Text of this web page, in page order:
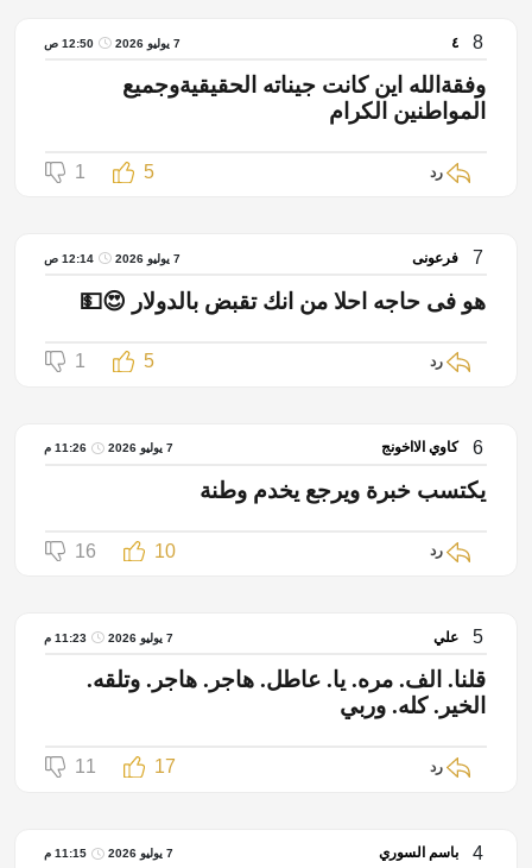
8 ٤ 7 يوليو 2026 12:50 ص
وفقةالله اين كانت جيناته الحقيقيةوجميع
المواطنين الكرام
رد 5
1
7 فرعونى 7 يوليو 2026 12:14 ص
هو فى حاجه احلا من انك تقبض بالدولار 😍💵
رد 5
1
6 كاوي الااخونج 7 يوليو 2026 11:26 م
يكتسب خبرة ويرجع يخدم وطنة
رد 10
16
5 علي 7 يوليو 2026 11:23 م
قلنا. الف. مره. يا. عاطل. هاجر. هاجر. وتلقه.
الخير. كله. وربي
رد 17
11
4 باسم السوري 7 يوليو 2026 11:15 م